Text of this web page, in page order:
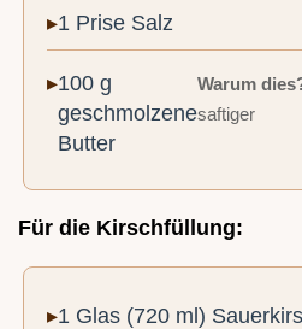
1 Prise Salz
100 g
geschmolzene
Butter
Warum
saftiger
Für die Kirschfüllung:
1 Glas (720 ml)